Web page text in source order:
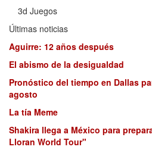
3d Juegos
Últimas noticias
Aguirre: 12 años después
El abismo de la desigualdad
Pronóstico del tiempo en Dallas
agosto
La tía Meme
Shakira llega a México para
Lloran World Tour"